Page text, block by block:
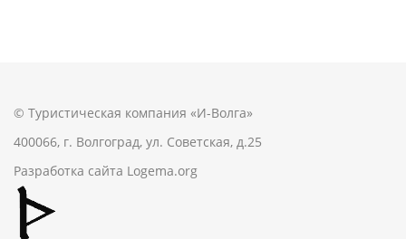
© Туристическая компания «И-Волга»
400066, г. Волгоград, ул. Советская, д.25
Разработка сайта Logema.org